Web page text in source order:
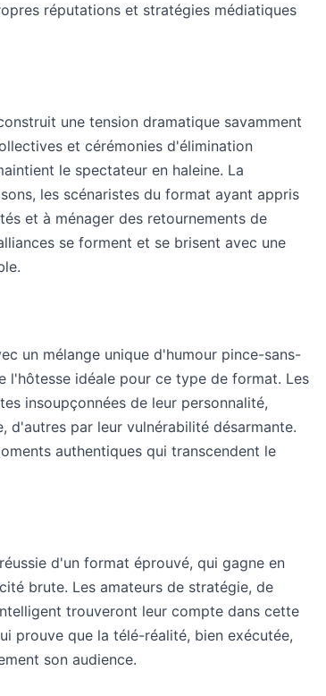
réputations et stratégies médiatiques
une tension dramatique savamment
et cérémonies d'élimination
le spectateur en haleine. La
les scénaristes du format ayant appris
et à ménager des retournements de
se forment et se brisent avec une
un mélange unique d'humour pince-sans-
idéale pour ce type de format. Les
insoupçonnées de leur personnalité,
d'autres par leur vulnérabilité désarmante.
authentiques qui transcendent le
d'un format éprouvé, qui gagne en
brute. Les amateurs de stratégie, de
trouveront leur compte dans cette
prouve que la télé-réalité, bien exécutée,
son audience.